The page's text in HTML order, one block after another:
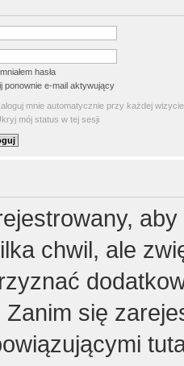
hasła
ponownie e-mail aktywujący
mnie automatycznie przy każdej wizycie
mój status w tej sesji
chwil, ale
się